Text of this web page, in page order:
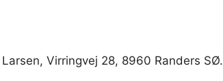
Virringvej 28, 8960 Randers SØ.